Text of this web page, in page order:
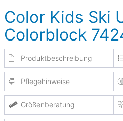
Color Kids Ski
Colorblock
Produktbeschreibung
Pflegehinweise
Größenberatung